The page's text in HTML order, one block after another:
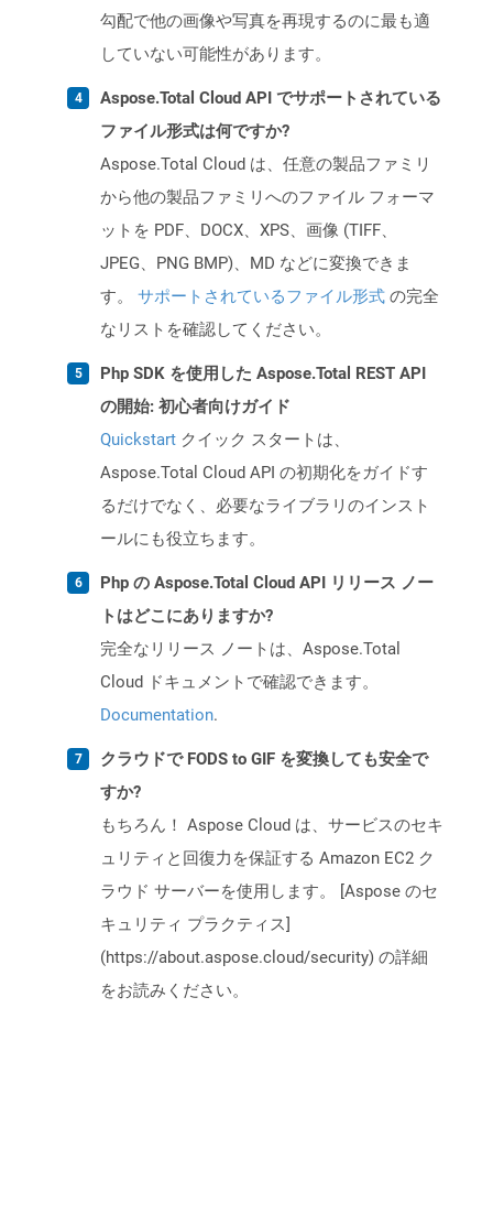
勾配で他の画像や写真を再現するのに最も適
していない可能性があります。
Aspose.Total Cloud API でサポートされている
ファイル形式は何ですか?
Aspose.Total Cloud は、任意の製品ファミリ
から他の製品ファミリへのファイル フォーマ
ットを PDF、DOCX、XPS、画像 (TIFF、
JPEG、PNG BMP)、MD などに変換できま
す。 サポートされているファイル形式 の完全
なリストを確認してください。
Php SDK を使用した Aspose.Total REST API
の開始: 初心者向けガイド
Quickstart クイック スタートは、
Aspose.Total Cloud API の初期化をガイドす
るだけでなく、必要なライブラリのインスト
ールにも役立ちます。
Php の Aspose.Total Cloud API リリース ノー
トはどこにありますか?
完全なリリース ノートは、Aspose.Total
Cloud ドキュメントで確認できます。
Documentation.
クラウドで FODS to GIF を変換しても安全で
すか?
もちろん！ Aspose Cloud は、サービスのセキ
ュリティと回復力を保証する Amazon EC2 ク
ラウド サーバーを使用します。 [Aspose のセ
キュリティ プラクティス]
(https://about.aspose.cloud/security) の詳細
をお読みください。